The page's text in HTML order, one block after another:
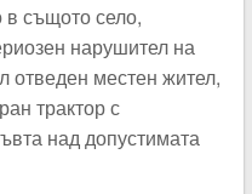
в същото село,
нарушител на
отведен местен жител,
трактор с
над допустимата